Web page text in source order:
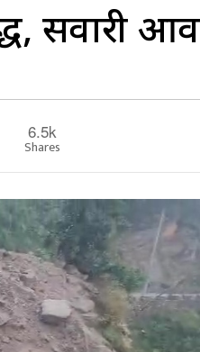
सवारी
6.5k
Shares